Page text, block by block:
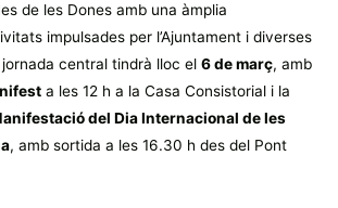
de les Dones amb una àmplia
impulsades per l’Ajuntament i diverses
central tindrà lloc el6 de març, amb
a les 12 h a la Casa Consistorial i la
del Dia Internacional de les
, amb sortida a les 16.30 h des del Pont